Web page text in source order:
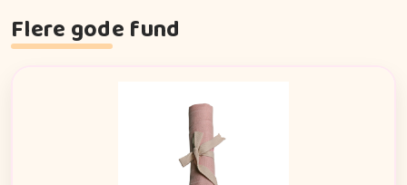
Flere gode fund